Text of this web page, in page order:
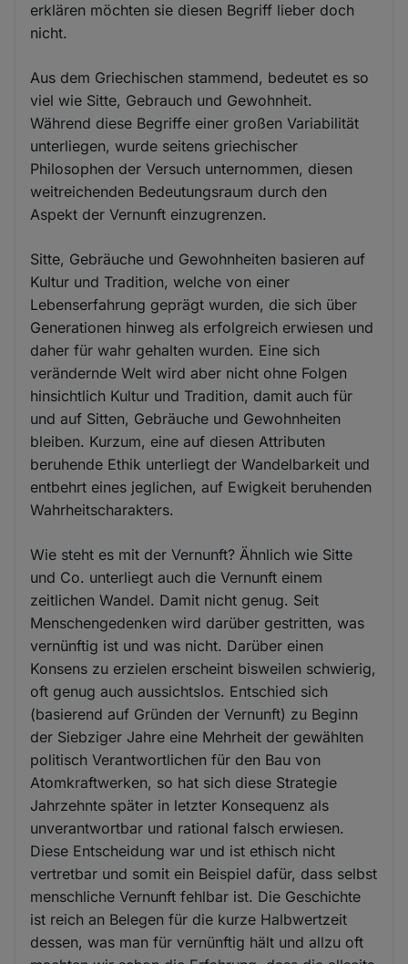
erklären möchten sie diesen Begriff lieber doch
nicht.
Aus dem Griechischen stammend, bedeutet es so
viel wie Sitte, Gebrauch und Gewohnheit.
Während diese Begriffe einer großen Variabilität
unterliegen, wurde seitens griechischer
Philosophen der Versuch unternommen, diesen
weitreichenden Bedeutungsraum durch den
Aspekt der Vernunft einzugrenzen.
Sitte, Gebräuche und Gewohnheiten basieren auf
Kultur und Tradition, welche von einer
Lebenserfahrung geprägt wurden, die sich über
Generationen hinweg als erfolgreich erwiesen und
daher für wahr gehalten wurden. Eine sich
verändernde Welt wird aber nicht ohne Folgen
hinsichtlich Kultur und Tradition, damit auch für
und auf Sitten, Gebräuche und Gewohnheiten
bleiben. Kurzum, eine auf diesen Attributen
beruhende Ethik unterliegt der Wandelbarkeit und
entbehrt eines jeglichen, auf Ewigkeit beruhenden
Wahrheitscharakters.
Wie steht es mit der Vernunft? Ähnlich wie Sitte
und Co. unterliegt auch die Vernunft einem
zeitlichen Wandel. Damit nicht genug. Seit
Menschengedenken wird darüber gestritten, was
vernünftig ist und was nicht. Darüber einen
Konsens zu erzielen erscheint bisweilen schwierig,
oft genug auch aussichtslos. Entschied sich
(basierend auf Gründen der Vernunft) zu Beginn
der Siebziger Jahre eine Mehrheit der gewählten
politisch Verantwortlichen für den Bau von
Atomkraftwerken, so hat sich diese Strategie
Jahrzehnte später in letzter Konsequenz als
unverantwortbar und rational falsch erwiesen.
Diese Entscheidung war und ist ethisch nicht
vertretbar und somit ein Beispiel dafür, dass selbst
menschliche Vernunft fehlbar ist. Die Geschichte
ist reich an Belegen für die kurze Halbwertzeit
dessen, was man für vernünftig hält und allzu oft